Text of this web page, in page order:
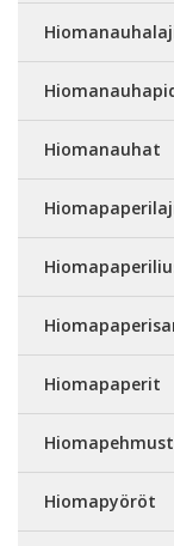
Hiomanauhat
Hiomapaperit
Hiomapyöröt